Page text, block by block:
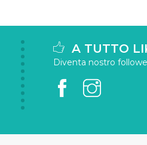
A TUTTO
Diventa nostro